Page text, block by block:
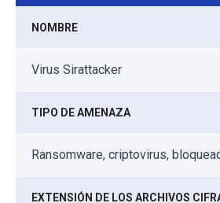
NOMBRE
Virus Sirattacker
TIPO DE AMENAZA
Ransomware, criptovirus,
EXTENSIÓN DE LOS ARCHIVOS